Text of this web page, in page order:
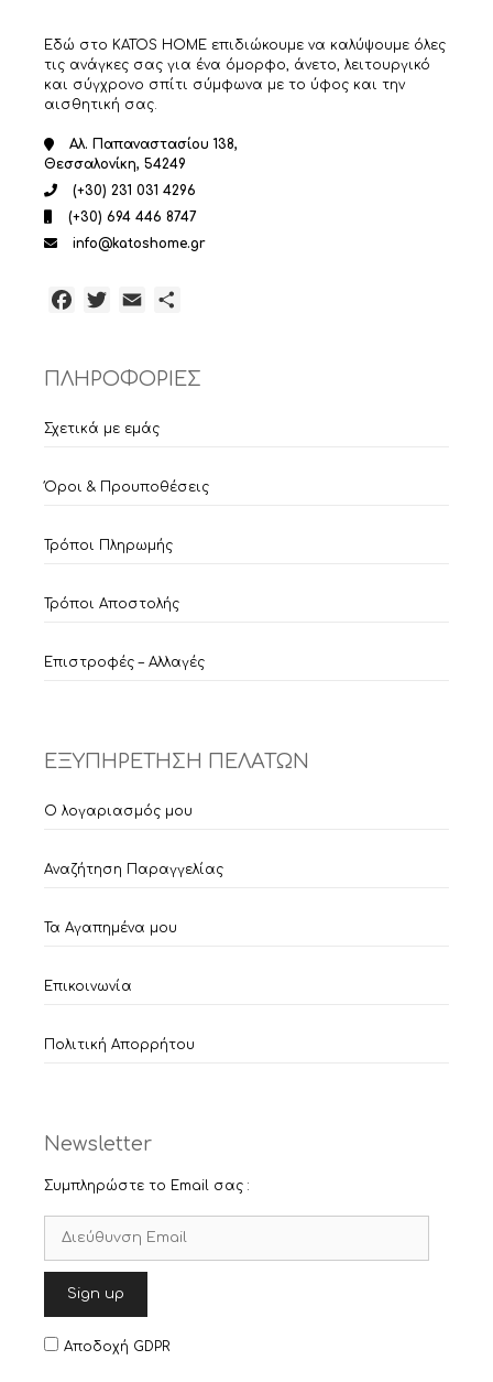
Εδώ στο KATOS HOME επιδιώκουμε να καλύψουμε όλες
τις ανάγκες σας για ένα όμορφο, άνετο, λειτουργικό
και σύγχρονο σπίτι σύμφωνα με το ύφος και την
αισθητική σας.
Αλ. Παπαναστασίου 138,
Θεσσαλονίκη, 54249
(+30) 231 031 4296
(+30) 694 446 8747
info@katoshome.gr
Facebook
TwitterEmail
ΠΛΗΡΟΦΟΡΙΕΣ
Σχετικά με εμάς
Όροι & Προυποθέσεις
Τρόποι Πληρωμής
Τρόποι Αποστολής
Επιστροφές – Αλλαγές
ΕΞΥΠΗΡΕΤΗΣΗ ΠΕΛΑΤΩΝ
Ο λογαριασμός μου
Αναζήτηση Παραγγελίας
Τα Αγαπημένα μου
Επικοινωνία
Πολιτική Απορρήτου
Newsletter
Συμπληρώστε το Email σας :
Αποδοχή GDPR